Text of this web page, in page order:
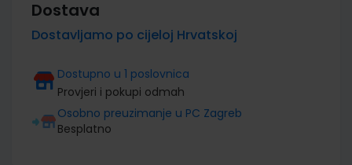
Dostava
Dostavljamo po cijeloj Hrvatskoj
Dostupno u 1 poslovnica
Provjeri i pokupi odmah
Osobno preuzimanje u PC Zagreb
Besplatno